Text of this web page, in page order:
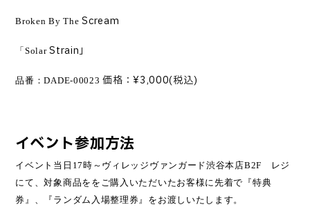
Broken By The Scream
「SolarStrain」
品番 ：DADE-00023 価格：¥3,000(税込)
イベント参加方法
イベント当日17時～ヴィレッジヴァンガード渋谷本店B2F レジ
にて、対象商品ををご購入いただいたお客様に先着で『特典
券』、『ランダム入場整理券』をお渡しいたします。